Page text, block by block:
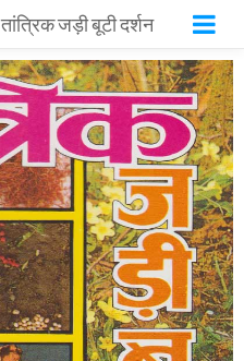
तांत्रिक जड़ी बूटी दर्शन